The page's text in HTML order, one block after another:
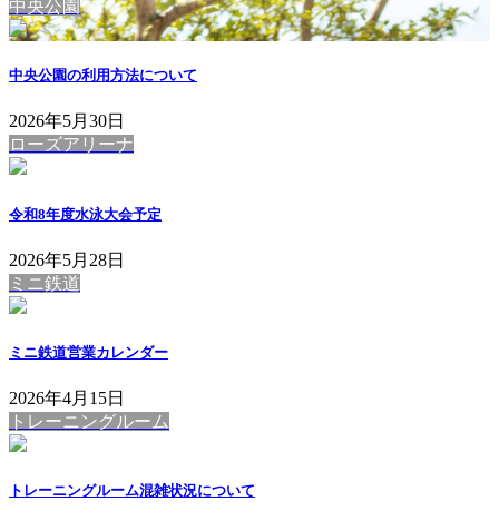
中央公園
中央公園の利用方法について
2026年5月30日
ローズアリーナ
令和8年度水泳大会予定
2026年5月28日
ミニ鉄道
ミニ鉄道営業カレンダー
2026年4月15日
トレーニングルーム
トレーニングルーム混雑状況について